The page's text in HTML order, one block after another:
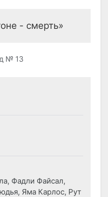
- смерть»
Фадли Файсал,
Яма Карлос, Рут